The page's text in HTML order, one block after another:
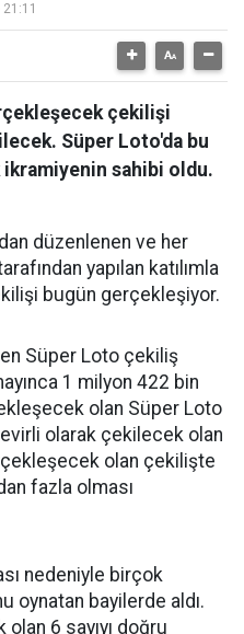
çekilişi
Süper Loto'da bu
sahibi oldu.
düzenlenen ve her
yapılan katılımla
bugün gerçekleşiyor.
Süper Loto çekiliş
1 milyon 422 bin
olan Süper Loto
olarak çekilecek olan
olan çekilişte
fazla olması
nedeniyle birçok
oynatan bayilerde aldı.
6 sayıyı doğru